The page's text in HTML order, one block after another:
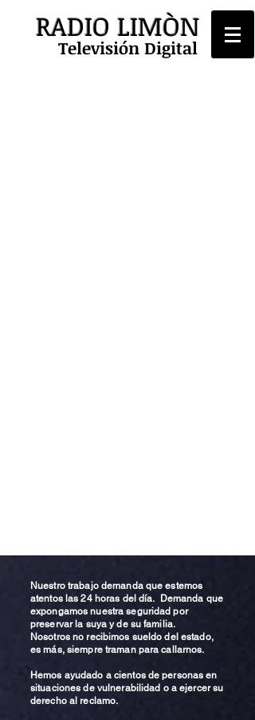
RADIO LIMÒN
Televisión Digital
Nuestro trabajo demanda que estemos
atentos las 24 horas del día. Demanda que
expongamos nuestra seguridad por
preservar la suya y de su familia.
Nosotros no recibimos sueldo del estado,
es más, siempre traman para callarnos.
Hemos ayudado a cientos de personas en
situaciones de vulnerabilidad o a ejercer su
derecho al reclamo.